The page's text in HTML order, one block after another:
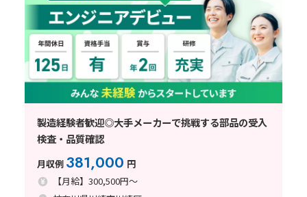
製造経験者歓迎◎大手メーカーで挑戦する部品の受入
検査・品質確認
月収例 381,000 円
【月給】300,500円～